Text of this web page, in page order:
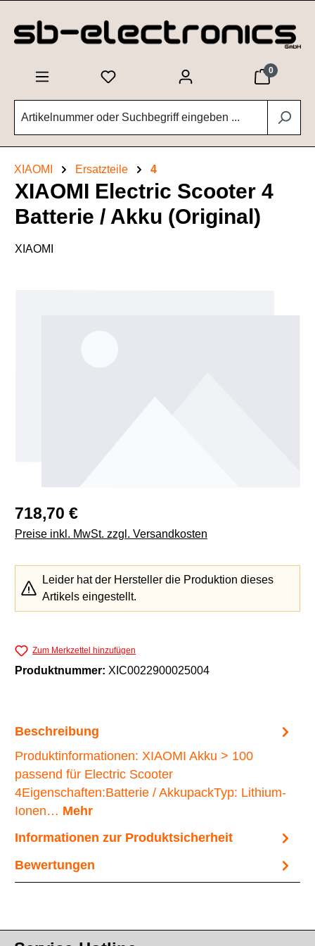
0
XIAOMI Ersatzteile 4
XIAOMI Electric Scooter 4
Batterie / Akku (Original)
XIAOMI
Regulärer Preis:
718,70 €
Preise inkl. MwSt. zzgl. Versandkosten
Leider hat der Hersteller die Produktion dieses
Artikels eingestellt.
Zum Merkzettel hinzufügen
Produktnummer: XIC0022900025004
Beschreibung
Produktinformationen: XIAOMI Akku > 100
passend für Electric Scooter
4Eigenschaften:Batterie / AkkupackTyp: Lithium-
Ionen… Mehr
Informationen zur Produktsicherheit
Bewertungen